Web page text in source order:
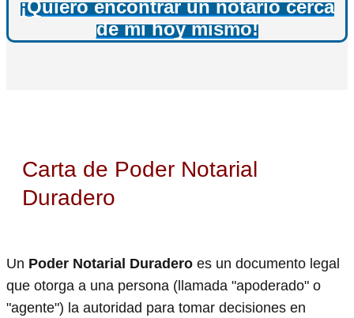
¡Quiero encontrar un notario cerca
de mi hoy mismo!
Carta de Poder Notarial
Duradero
Un Poder Notarial Duradero es un documento legal
que otorga a una persona (llamada "apoderado" o
"agente") la autoridad para tomar decisiones en